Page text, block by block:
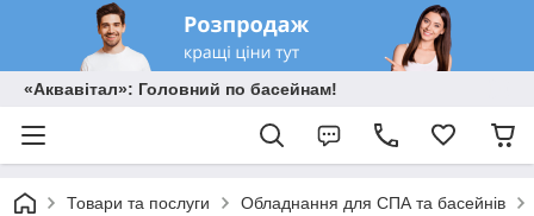
«Аквавітал»: Головний по басейнам!
Товари та послуги Обладнання для СПА та басейнів